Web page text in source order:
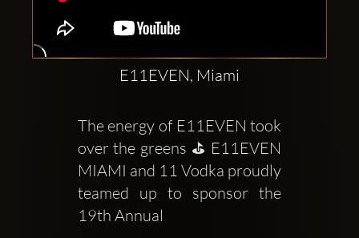
E11EVEN, Miami
The energy of E11EVEN took
over the greens ⛳ E11EVEN
MIAMI and 11 Vodka proudly
teamed up to sponsor the
19th Annual